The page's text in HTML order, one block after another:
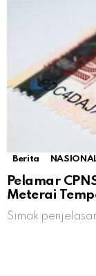
Berita
Pelamar
Meterai
Simak